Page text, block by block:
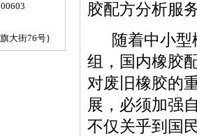
大街76号}
胶配方分析服
随着中小型
组，国内橡胶
对废旧橡胶的
展，必须加强
不仅关乎到国